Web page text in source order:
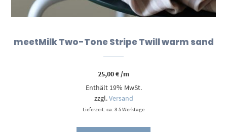
meetMilk Two-Tone Stripe Twill warm sand
25,00€/m
Enthält 19% MwSt.
zzgl.Versand
Lieferzeit: ca. 3-5 Werktage